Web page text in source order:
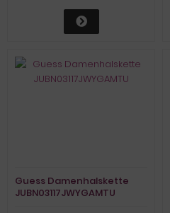
Guess Damenhalskette
JUBN03117JWYGAMTU